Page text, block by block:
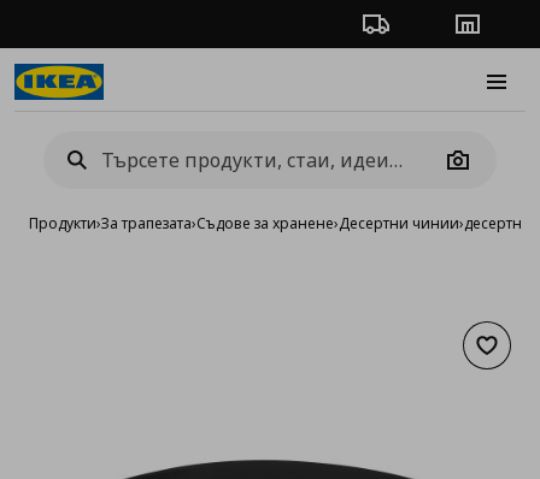
Проследяване на
Camera
Продукти›За трапезата›Съдове за хранене›Десертни чинии›десертна